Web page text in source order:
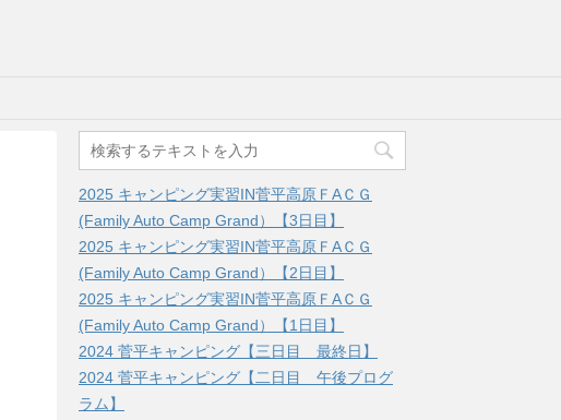
2025 キャンピング実習IN菅平高原ＦAＣＧ
(Family Auto Camp Grand）【3日目】
2025 キャンピング実習IN菅平高原ＦAＣＧ
(Family Auto Camp Grand）【2日目】
2025 キャンピング実習IN菅平高原ＦAＣＧ
(Family Auto Camp Grand）【1日目】
2024 菅平キャンピング【三日目 最終日】
2024 菅平キャンピング【二日目 午後プログ
ラム】